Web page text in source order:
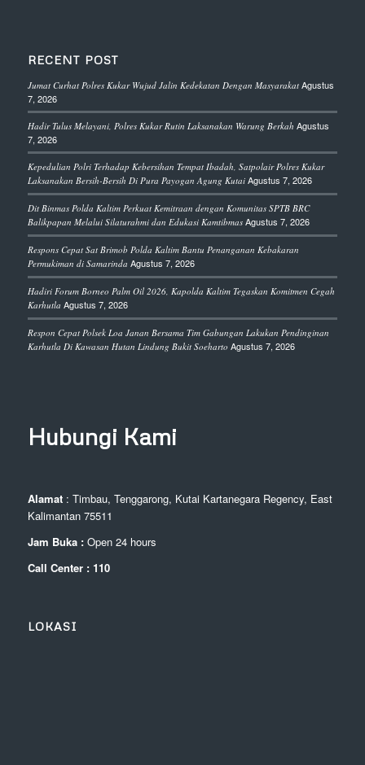
RECENT POST
Jumat Curhat Polres Kukar Wujud Jalin Kedekatan Dengan Masyarakat Agustus
7, 2026
Hadir Tulus Melayani, Polres Kukar Rutin Laksanakan Warung Berkah Agustus
7, 2026
Kepedulian Polri Terhadap Kebersihan Tempat Ibadah, Satpolair Polres Kukar
Laksanakan Bersih-Bersih Di Pura Payogan Agung Kutai Agustus 7, 2026
Dit Binmas Polda Kaltim Perkuat Kemitraan dengan Komunitas SPTB BRC
Balikpapan Melalui Silaturahmi dan Edukasi Kamtibmas Agustus 7, 2026
Respons Cepat Sat Brimob Polda Kaltim Bantu Penanganan Kebakaran
Permukiman di Samarinda Agustus 7, 2026
Hadiri Forum Borneo Palm Oil 2026, Kapolda Kaltim Tegaskan Komitmen Cegah
Karhutla Agustus 7, 2026
Respon Cepat Polsek Loa Janan Bersama Tim Gabungan Lakukan Pendinginan
Karhutla Di Kawasan Hutan Lindung Bukit Soeharto Agustus 7, 2026
Hubungi Kami
Alamat: Timbau, Tenggarong, Kutai Kartanegara Regency, East
Kalimantan 75511
Jam Buka : Open 24 hours
Call Center : 110
LOKASI